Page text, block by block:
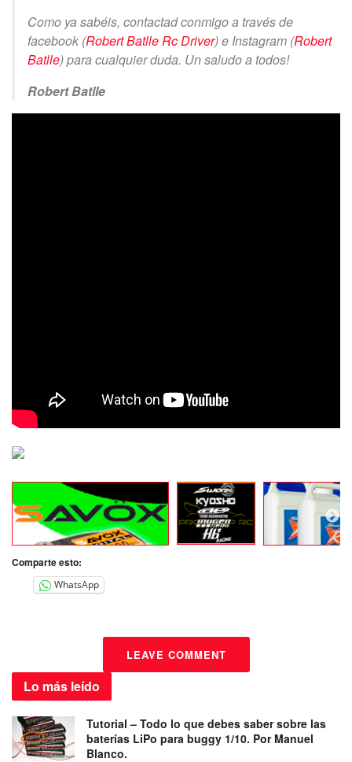
Como ya sabéis, contactad conmigo a través de
facebook (Robert Batlle Rc Driver) e Instagram (Robert
Batlle) para cualquier duda. Un saludo a todos!
Robert Batlle
Comparte esto:
WhatsApp
LEAVE COMMENT
Lo más leído
Tutorial – Todo lo que debes saber sobre las
baterías LiPo para buggy 1/10. Por Manuel
Blanco.